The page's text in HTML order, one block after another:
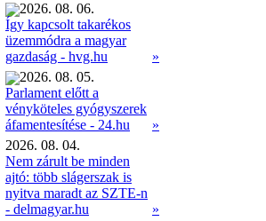
2026. 08. 06.
Így kapcsolt takarékos
üzemmódra a magyar
gazdaság - hvg.hu
»
2026. 08. 05.
Parlament előtt a
vényköteles gyógyszerek
áfamentesítése - 24.hu
»
2026. 08. 04.
Nem zárult be minden
ajtó: több slágerszak is
nyitva maradt az SZTE-n
- delmagyar.hu
»